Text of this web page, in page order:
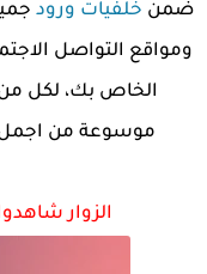
ضمن خلفيات ورود
ومواقع التواصل
الخاص بك، لكل
موسوعة من اجمل
الزوار